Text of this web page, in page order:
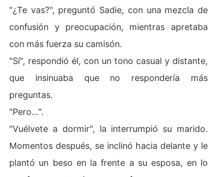
"¿Te vas?", preguntó Sadie, con una mezcla de
confusión y preocupación, mientras apretaba
con más fuerza su camisón.
"Sí", respondió él, con un tono casual y distante,
que insinuaba que no respondería más
preguntas.
"Pero...".
"Vuélvete a dormir", la interrumpió su marido.
Momentos después, se inclinó hacia delante y le
plantó un beso en la frente a su esposa, en lo